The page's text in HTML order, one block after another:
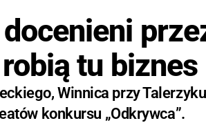
tu biznes
Winnica przy
konkursu „Odkrywca”.